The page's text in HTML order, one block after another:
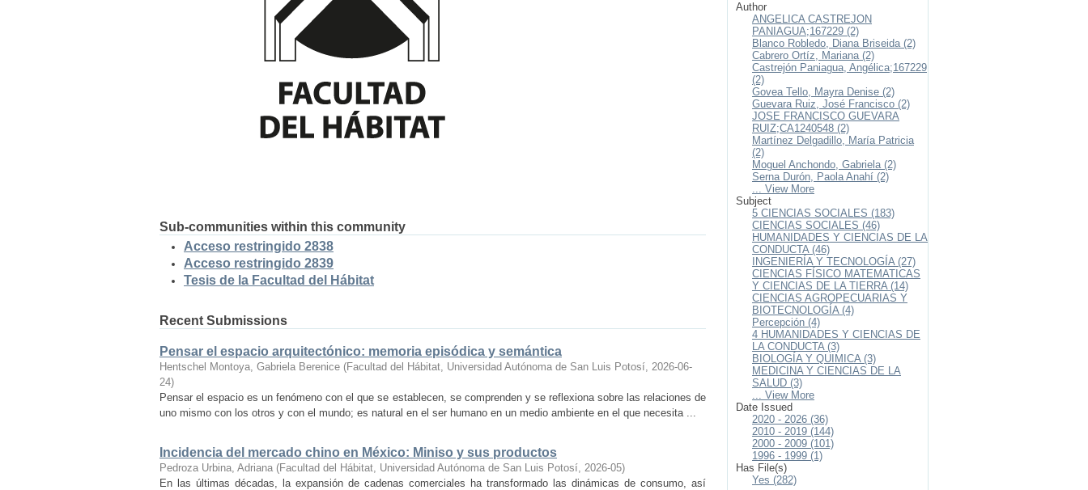
Sub-communities within this community
Acceso restringido 2838
Acceso restringido 2839
Tesis de la Facultad del Hábitat
Recent Submissions
Pensar el espacio arquitectónico: memoria episódica y semántica
Hentschel Montoya, Gabriela Berenice (Facultad del Hábitat, Universidad Autónoma de San Luis Potosí, 2026-06-
24)
Pensar el espacio es un fenómeno con el que se establecen, se comprenden y se reflexiona sobre las relaciones de
uno mismo con los otros y con el mundo; es natural en el ser humano en un medio ambiente en el que necesita ...
Incidencia del mercado chino en México: Miniso y sus productos
Pedroza Urbina, Adriana (Facultad del Hábitat, Universidad Autónoma de San Luis Potosí, 2026-05)
En las últimas décadas, la expansión de cadenas comerciales ha transformado las dinámicas de consumo, así
Author
ANGELICA CASTREJON
PANIAGUA;167229 (2)
Blanco Robledo, Diana Briseida (2)
Cabrero Ortíz, Mariana (2)
Castrejón Paniagua, Angélica;167229
(2)
Govea Tello, Mayra Denise (2)
Guevara Ruiz, José Francisco (2)
JOSE FRANCISCO GUEVARA
RUIZ;CA1240548 (2)
Martínez Delgadillo, María Patricia
(2)
Moguel Anchondo, Gabriela (2)
Serna Durón, Paola Anahí (2)
... View More
Subject
5 CIENCIAS SOCIALES (183)
CIENCIAS SOCIALES (46)
HUMANIDADES Y CIENCIAS DE LA
CONDUCTA (46)
INGENIERÍA Y TECNOLOGÍA (27)
CIENCIAS FÍSICO MATEMATICAS
Y CIENCIAS DE LA TIERRA (14)
CIENCIAS AGROPECUARIAS Y
BIOTECNOLOGÍA (4)
Percepción (4)
4 HUMANIDADES Y CIENCIAS DE
LA CONDUCTA (3)
BIOLOGÍA Y QUIMICA (3)
MEDICINA Y CIENCIAS DE LA
SALUD (3)
... View More
Date Issued
2020 - 2026 (36)
2010 - 2019 (144)
2000 - 2009 (101)
1996 - 1999 (1)
Has File(s)
Yes (282)